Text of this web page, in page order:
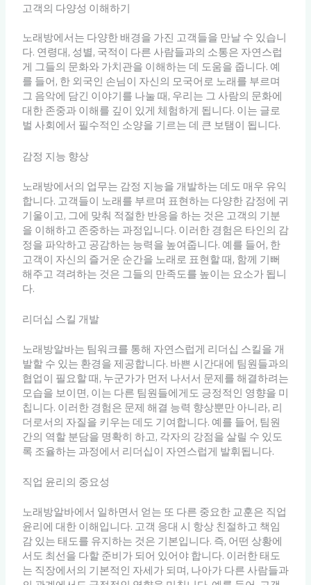
고객의 다양성 이해하기
노래방에서는 다양한 배경을 가진 고객들을 만날 수 있습니
다. 연령대, 성별, 국적이 다른 사람들과의 소통은 자연스럽
게 그들의 문화와 가치관을 이해하는 데 도움을 줍니다. 예
를 들어, 한 외국인 손님이 자신의 모국어로 노래를 부르며
그 음악에 담긴 이야기를 나눌 때, 우리는 그 사람의 문화에
대한 존중과 이해를 깊이 있게 체험하게 됩니다. 이는 글로
벌 사회에서 필수적인 소양을 기르는 데 큰 보탬이 됩니다.
감정 지능 향상
노래방에서의 업무는 감정 지능을 개발하는 데도 매우 유익
합니다. 고객들이 노래를 부르며 표현하는 다양한 감정에 귀
기울이고, 그에 맞춰 적절한 반응을 하는 것은 고객의 기분
을 이해하고 존중하는 과정입니다. 이러한 경험은 타인의 감
정을 파악하고 공감하는 능력을 높여줍니다. 예를 들어, 한
고객이 자신의 즐거운 순간을 노래로 표현할 때, 함께 기뻐
해주고 격려하는 것은 그들의 만족도를 높이는 요소가 됩니
다.
리더십 스킬 개발
노래방알바는 팀워크를 통해 자연스럽게 리더십 스킬을 개
발할 수 있는 환경을 제공합니다. 바쁜 시간대에 팀원들과의
협업이 필요할 때, 누군가가 먼저 나서서 문제를 해결하려는
모습을 보이면, 이는 다른 팀원들에게도 긍정적인 영향을 미
칩니다. 이러한 경험은 문제 해결 능력 향상뿐만 아니라, 리
더로서의 자질을 키우는 데도 기여합니다. 예를 들어, 팀원
간의 역할 분담을 명확히 하고, 각자의 강점을 살릴 수 있도
록 조율하는 과정에서 리더십이 자연스럽게 발휘됩니다.
직업 윤리의 중요성
노래방알바에서 일하면서 얻는 또 다른 중요한 교훈은 직업
윤리에 대한 이해입니다. 고객 응대 시 항상 친절하고 책임
감 있는 태도를 유지하는 것은 기본입니다. 즉, 어떤 상황에
서도 최선을 다할 준비가 되어 있어야 합니다. 이러한 태도
는 직장에서의 기본적인 자세가 되며, 나아가 다른 사람들과